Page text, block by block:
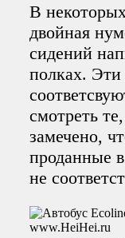
В
двойная
сидений
полках.
смотреть
замечено,
проданные
не